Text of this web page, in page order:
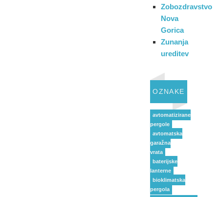
Zobozdravstvo
Nova
Gorica
Zunanja
ureditev
OZNAKE
avtomatizirane
pergole
avtomatska
garažna
vrata
baterijske
lanterne
bioklimatska
pergola